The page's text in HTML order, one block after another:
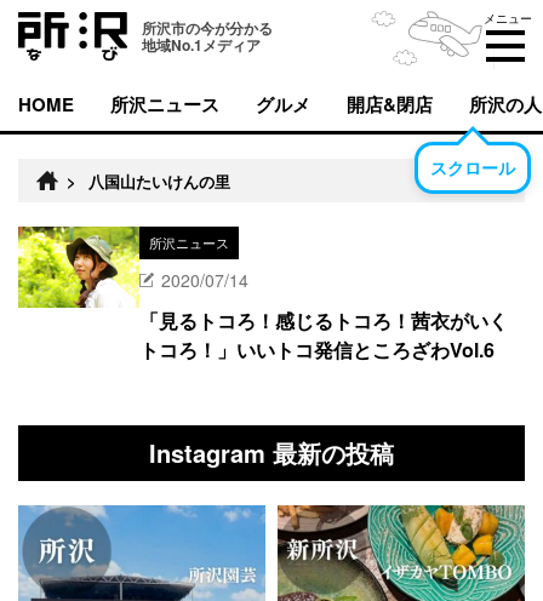
所沢市の今が分かる
地域No.1メディア
メニュー
HOME 所沢ニュース グルメ 開店&閉店 所沢の人
スクロール
> 八国山たいけんの里
所沢ニュース
2020/07/14
「見るトコろ！感じるトコろ！茜衣がいく
トコろ！」いいトコ発信ところざわVol.6
Instagram 最新の投稿